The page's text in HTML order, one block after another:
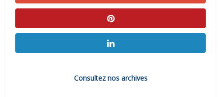
Consultez nos archives